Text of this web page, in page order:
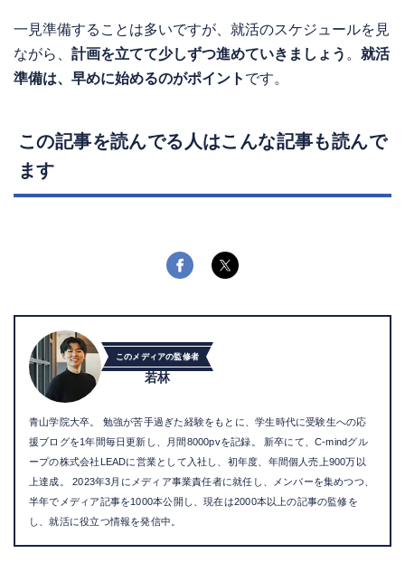
一見準備することは多いですが、就活のスケジュールを見
ながら、 計画を立てて少しずつ進めていきましょう 。 就活
準備は、早めに始めるのがポイント です。
この記事を読んでる人はこんな記事も読んで
ます
このメディアの監修者
若林
青山学院大卒。 勉強が苦手過ぎた経験をもとに、学生時代に受験生への応
援ブログを1年間毎日更新し、月間8000pvを記録。 新卒にて、C-mindグル
ープの株式会社LEADに営業として入社し、初年度、年間個人売上900万以
上達成。 2023年3月にメディア事業責任者に就任し、メンバーを集めつつ、
半年でメディア記事を1000本公開し、現在は2000本以上の記事の監修を
し、就活に役立つ情報を発信中。